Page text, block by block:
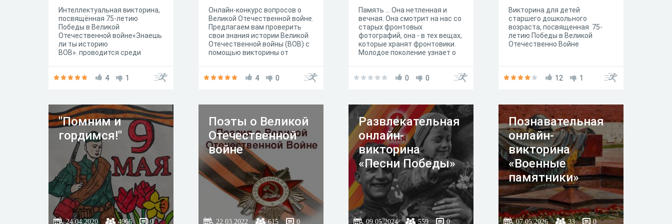
Интеллектуальная викторина,
посвящённая 75-летию
Победы в Великой
Отечественной войне«Знаешь
ли ты историю
ВОВ». проводится среди
целях формирования
гордости за историческое
прошлое своей Родины;
расширения и углубления
знаний о событиях, связанных
с Великой Отечественной
войной
4 1
Онлайн-конкурс вопросов о
Великой Отечественной войне.
Предлагаем вам проверить
свои знания истории Великой
Отечественной войны (ВОВ) с
помощью викторины от
Приглашаем всех желающих
4 0
Память … Она нетленная и
вечная. Она смотрит на нас со
старых фронтовых
фотографий, она - в тех вещах,
которые хранят фронтовики.
Молодое поколение узнает о
фильмов, произведений
лет не прошло, события тех
страшных дней навсегда в
наших сердцах.
0 0
Викторина для детей
старшего дошкольного
возраста, посвященная 75-
летию Победы в Великой
Отечественно Войне
12 1
"Помним и
гордимся!"
24.04.2020 4966 0
Поэты о Великой
Отечественной
войне
22.03.2022 615 0
Развлекательная
онлайн-
викторина
«Песни Победы»
09.05.2024 559 0
Познавательная
онлайн-
викторина
«Военные
памятники»
07.05.2026 33 0